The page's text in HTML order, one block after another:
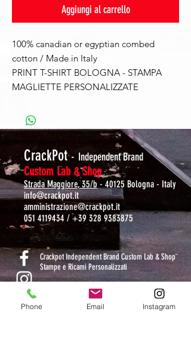
Aggiungi al carrello
100% canadian or egyptian combed
cotton / Made in Italy
PRINT T-SHIRT BOLOGNA - STAMPA
MAGLIETTE PERSONALIZZATE
CrackPot- Independent Brand
Custom Lab & Shop
Strada Maggiore, 35/b - 40125 Bologna - Italy
info@crackpot.it
amministrazione@crackpot.it
051 4119434 /+39 328 9383875
Crackpot Independent Brand Custom Lab & Shop
Stampe e Ricami Personalizzati
crackpot_factory
Phone Email Instagram